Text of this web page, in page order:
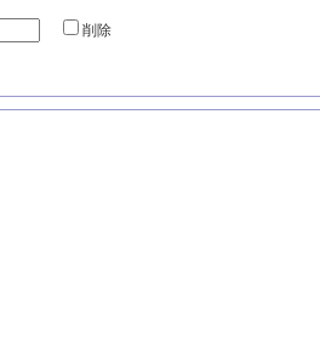
削除